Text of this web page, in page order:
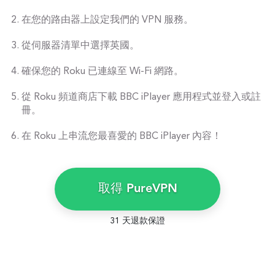
在您的路由器上設定我們的 VPN 服務。
從伺服器清單中選擇英國。
確保您的 Roku 已連線至 Wi-Fi 網路。
從 Roku 頻道商店下載 BBC iPlayer 應用程式並登入或註
冊。
在 Roku 上串流您最喜愛的 BBC iPlayer 內容！
取得 PureVPN
31 天退款保證